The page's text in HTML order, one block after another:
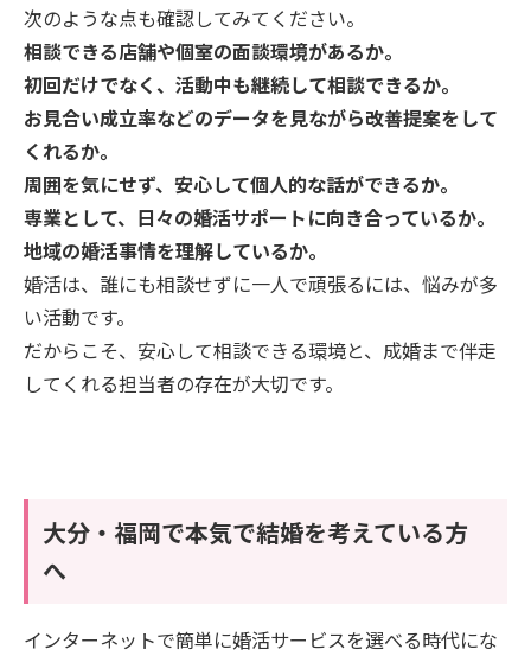
次のような点も確認してみてください。
相談できる店舗や個室の面談環境があるか。
初回だけでなく、活動中も継続して相談できるか。
お見合い成立率などのデータを見ながら改善提案をして
くれるか。
周囲を気にせず、安心して個人的な話ができるか。
専業として、日々の婚活サポートに向き合っているか。
地域の婚活事情を理解しているか。
婚活は、誰にも相談せずに一人で頑張るには、悩みが多
い活動です。
だからこそ、安心して相談できる環境と、成婚まで伴走
してくれる担当者の存在が大切です。
大分・福岡で本気で結婚を考えている方
へ
インターネットで簡単に婚活サービスを選べる時代にな